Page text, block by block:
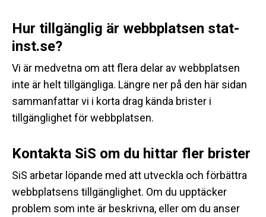
Hur tillgänglig är webbplatsen stat-
inst.se?
Vi är medvetna om att flera delar av webbplatsen
inte är helt tillgängliga. Längre ner på den här sidan
sammanfattar vi i korta drag kända brister i
tillgänglighet för webbplatsen.
Kontakta SiS om du hittar fler brister
SiS arbetar löpande med att utveckla och förbättra
webbplatsens tillgänglighet. Om du upptäcker
problem som inte är beskrivna, eller om du anser